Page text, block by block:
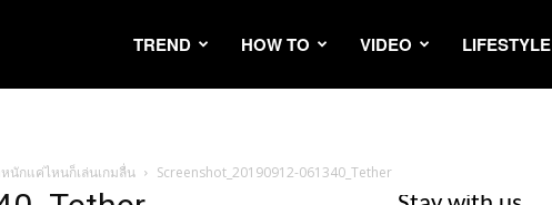
TREND HOW TO VIDEO LIFESTYLE
หนักแค่ไหนก็เล่นเกมลื่น Screenshot_20190912-061340_Tether